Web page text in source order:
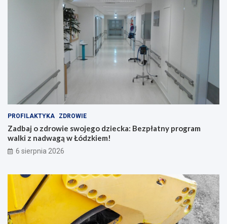
PROFILAKTYKA ZDROWIE
Zadbaj o zdrowie swojego dziecka: Bezpłatny program
walki z nadwagą w Łódzkiem!
6 sierpnia 2026